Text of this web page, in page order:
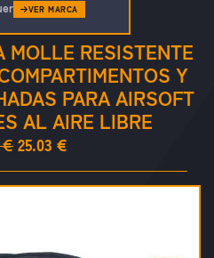
MOLLE RESISTENTE
Y
PARA AIRSOFT
AL AIRE LIBRE
€ 25.03 €
VER MARCA